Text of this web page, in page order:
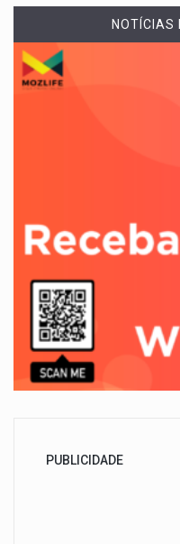
NOTÍCIAS
PUBLICIDADE